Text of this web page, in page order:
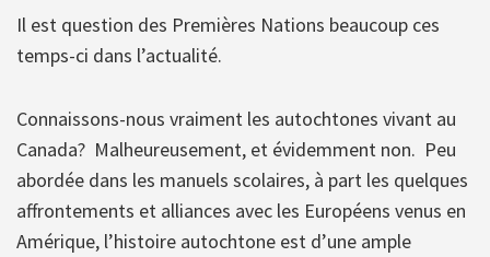
Il est question des Premières Nations beaucoup ces
temps-ci dans l’actualité.
Connaissons-nous vraiment les autochtones vivant au
Canada? Malheureusement, et évidemment non. Peu
abordée dans les manuels scolaires, à part les quelques
affrontements et alliances avec les Européens venus en
Amérique, l’histoire autochtone est d’une ample